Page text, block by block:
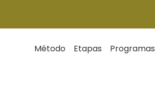
Método Etapas Programas